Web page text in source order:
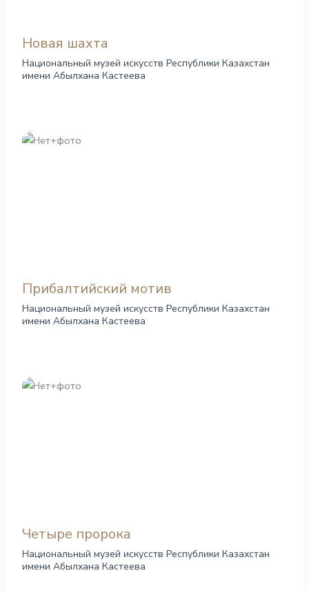
Новая шахта
Национальный музей искусств Республики Казахстан
имени Абылхана Кастеева
Прибалтийский мотив
Национальный музей искусств Республики Казахстан
имени Абылхана Кастеева
Четыре пророка
Национальный музей искусств Республики Казахстан
имени Абылхана Кастеева